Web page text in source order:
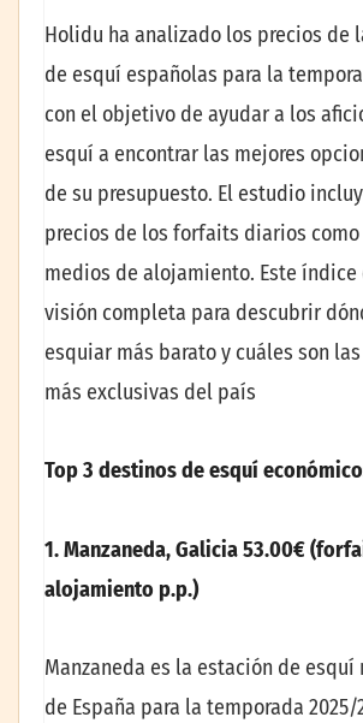
Holidu ha analizado los precios de
de esquí españolas para la
con el objetivo de ayudar a los
esquí a encontrar las mejores
de su presupuesto. El estudio
precios de los forfaits diarios
medios de alojamiento. Este índice
visión completa para descubrir
esquiar más barato y cuáles son
más exclusivas del país
Top 3 destinos de esquí
1. Manzaneda, Galicia53.00€
alojamiento p.p.)
Manzaneda es la estación de
de España para la temporada